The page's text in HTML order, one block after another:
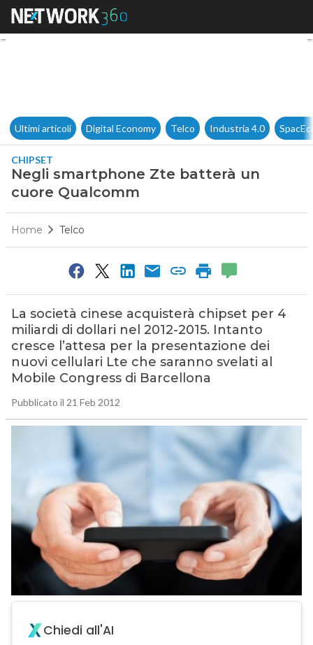
Negli smartphone Zte
Ultimi articoli Digital Economy Telco Industria 4.0
CHIPSET
Negli smartphone Zte batterà un
cuore Qualcomm
Home Telco
La società cinese acquisterà chipset per 4
miliardi di dollari nel 2012-2015. Intanto
cresce l’attesa per la presentazione dei
nuovi cellulari Lte che saranno svelati al
Mobile Congress di Barcellona
Pubblicato il 21 Feb 2012
Chiedi all'AI